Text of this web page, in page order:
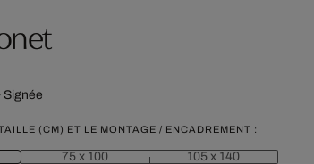
Signée
(CM) ET LE MONTAGE / ENCADREMENT :
75 x 100 105 x 140